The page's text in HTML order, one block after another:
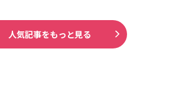
人気記事をもっと見る